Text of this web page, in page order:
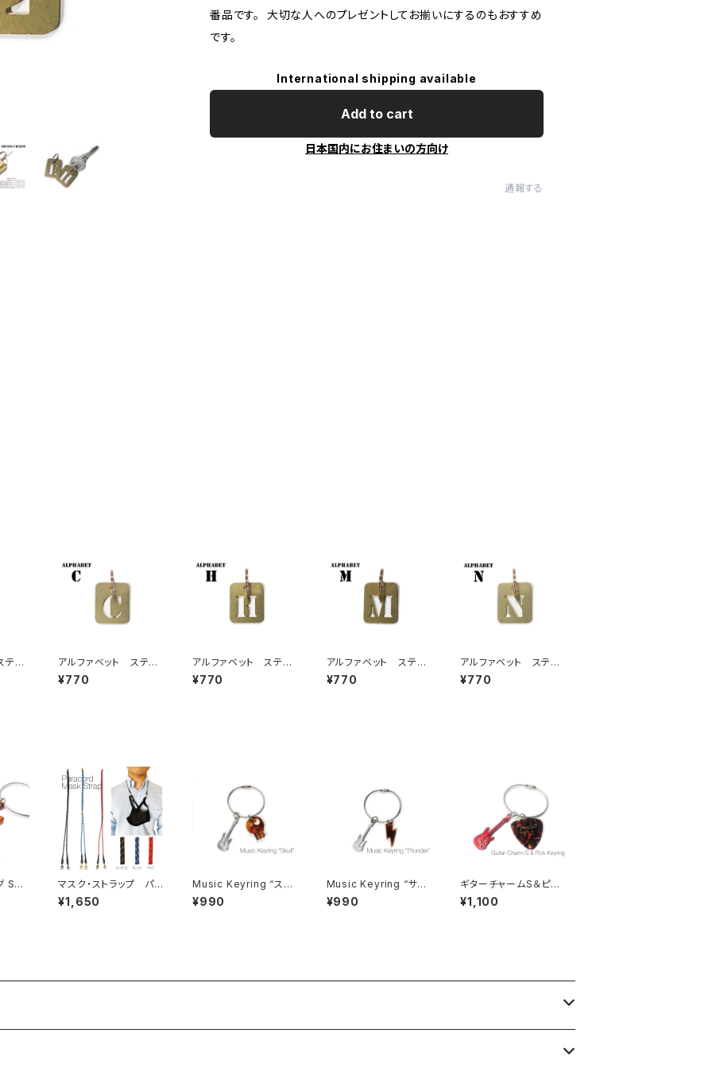
番品です。 大切な人へのプレゼントしてお揃いにするのもおすすめ
です。
International shipping available
Add to cart
日本国内にお住まいの方向け
通報する
テン
アルファベット ステン
シルプレート C
¥770
アルファベット ステン
シルプレート H
¥770
アルファベット ステン
シルプレート M
¥770
アルファベット ステン
シルプレート N
¥770
ST
マスク・ストラップ パラ
コード
¥1,650
Music Keyring “スカ
ル”
¥990
Music Keyring “サン
ダー”
¥990
ギターチャームS＆ピッ
ク キーリング
¥1,100